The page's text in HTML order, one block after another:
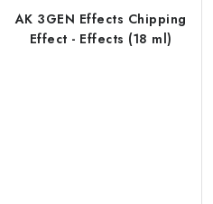
AK 3GEN Effects Chipping
Effect - Effects (18 ml)